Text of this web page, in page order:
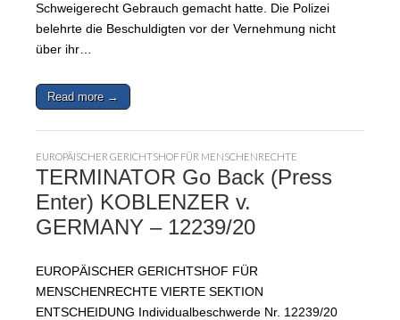
Schweigerecht Gebrauch gemacht hatte. Die Polizei
belehrte die Beschuldigten vor der Vernehmung nicht
über ihr…
Read more →
EUROPÄISCHER GERICHTSHOF FÜR MENSCHENRECHTE
TERMINATOR Go Back (Press
Enter) KOBLENZER v.
GERMANY – 12239/20
EUROPÄISCHER GERICHTSHOF FÜR
MENSCHENRECHTE VIERTE SEKTION
ENTSCHEIDUNG Individualbeschwerde Nr. 12239/20